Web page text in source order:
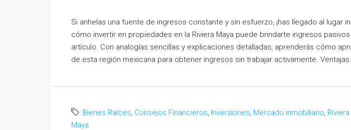
Si anhelas una fuente de ingresos constante y sin esfuerzo, ¡has llegado al lugar
cómo invertir en propiedades en la Riviera Maya puede brindarte ingresos
artículo. Con analogías sencillas y explicaciones detalladas, aprenderás cómo
de esta región mexicana para obtener ingresos sin trabajar activamente. Ventajas
Bienes Raíces Consejos Financieros Inversiones Mercado inmobiliario Riviera
Maya